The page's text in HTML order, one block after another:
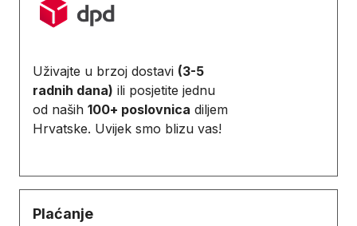
Uživajte u brzoj dostavi (3-5
radnih dana) ili posjetite jednu
od naših 100+ poslovnica diljem
Hrvatske. Uvijek smo blizu vas!
Plaćanje